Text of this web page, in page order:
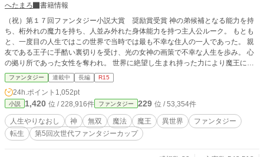
へたまろ
書籍情報
（祝）第１７回ファンタジー小説大賞 奨励賞受賞 神の弟候補となる能力を持
ち、桁外れの魔力を持ち、人並み外れた身体能力を持つ主人公ルーク。 もとも
と、一度目の人生ではこの世界で当時では最も不幸な住人の一人であった。 親
友である王子に手酷い裏切りを受け、光の女神の画策で不幸な人生を歩み。 心
の拠り所であった女性を奪われ。 世界に絶望し生まれ持った力により魔王に成
り果てた彼は、世界を滅ぼす存在として勇者となった元親友と聖女となった意中
の女性に殺され、失意の果てにこの世界を去った……かに思えたが。 邪神を名
乗る竜と時の女神に魂を救い上げられ、別の世界で二度目の人生を過ごした。
二度目の人生では、家族や友人に囲まれて幸せな一生を送る。 ９９歳までの大
往生ののち邪神に連れられて、三度目の人生をまた最初の世界で過ごすことに。
二度目の人生での経験を活かして頑張ってねと、時の女神様に言われて。 やり
直しの機会……本人は、正直どっちでも良かったみたいだが。 自重を控えめ
ファンタジー 連載中 長編 R15
24h.ポイント 1,052pt
小説 1,420 位 / 228,916件 ファンタジー 229 位 / 53,354件
人生やりなおし 神 無双 魔法 魔王 異世界
ファンタジー
転生
第5回次世代ファンタジーカップ